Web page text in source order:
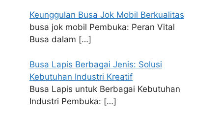
Keunggulan Busa Jok Mobil Berkualitas
busa jok mobil Pembuka: Peran Vital
Busa dalam […]
Busa Lapis Berbagai Jenis: Solusi
Kebutuhan Industri Kreatif
Busa Lapis untuk Berbagai Kebutuhan
Industri Pembuka: […]